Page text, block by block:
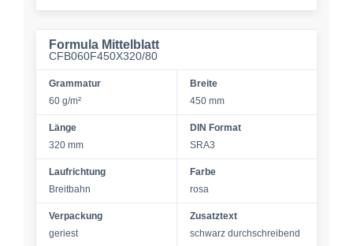
Formula Mittelblatt
CFB060F450X320/80
Grammatur
60 g/m²
Breite
450 mm
Länge
320 mm
DIN Format
SRA3
Laufrichtung
Breitbahn
Farbe
rosa
Verpackung
geriest
Zusatztext
schwarz durchschreibend